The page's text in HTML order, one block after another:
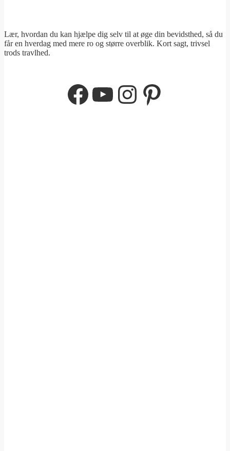
Lær, hvordan du kan hjælpe dig selv til at øge din bevidsthed, så du
får en hverdag med mere ro og større overblik. Kort sagt, trivsel
trods travlhed.
Facebook
YouTube
Instagram
Pinterest